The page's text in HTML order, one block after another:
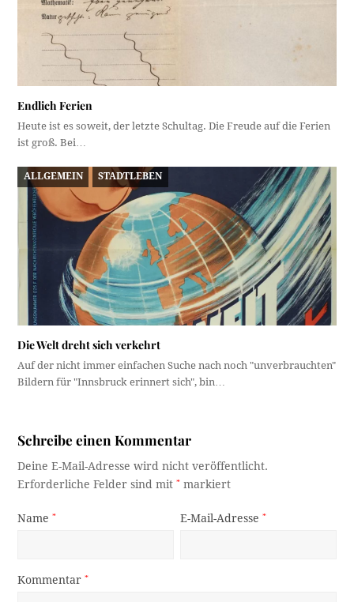
Endlich Ferien
Heute ist es soweit, der letzte Schultag. Die Freude auf die Ferien
ist groß. Bei…
ALLGEMEIN STADTLEBEN
Die Welt dreht sich verkehrt
Auf der nicht immer einfachen Suche nach noch "unverbrauchten"
Bildern für "Innsbruck erinnert sich", bin…
Schreibe einen Kommentar
Deine E-Mail-Adresse wird nicht veröffentlicht.
Erforderliche Felder sind mit* markiert
Name* E-Mail-Adresse*
Kommentar*